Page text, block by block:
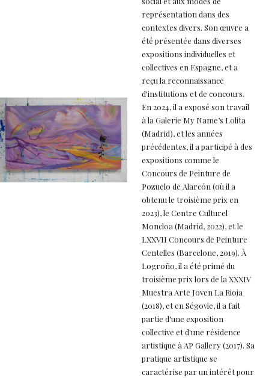
représentation dans des
contextes divers. Son œuvre a
été présentée dans diverses
expositions individuelles et
collectives en Espagne, et a
reçu la reconnaissance
d'institutions et de concours.
En 2024, il a exposé son travail
à la Galerie My Name’s Lolita
(Madrid), et les années
précédentes, il a participé à des
expositions comme le
Concours de Peinture de
Pozuelo de Alarcón (où il a
obtenu le troisième prix en
2023), le Centre Culturel
Moncloa (Madrid, 2022), et le
LXXVII Concours de Peinture
Centelles (Barcelone, 2019). À
Logroño, il a été primé du
troisième prix lors de la XXXIV
Muestra Arte Joven La Rioja
(2018), et en Ségovie, il a fait
partie d'une exposition
collective et d'une résidence
artistique à AP Gallery (2017). Sa
pratique artistique se
caractérise par un intérêt pour